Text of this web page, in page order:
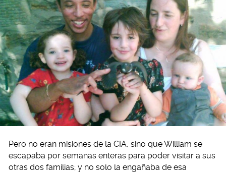
Pero no eran misiones de la CIA, sino que William se
escapaba por semanas enteras para poder visitar a sus
otras dos familias; y no solo la engañaba de esa